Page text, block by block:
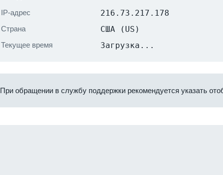
IP-адрес 216.73.217.178
Страна США (US)
Текущее время Загрузка...
При обращении в службу поддержки рекомендуется указать